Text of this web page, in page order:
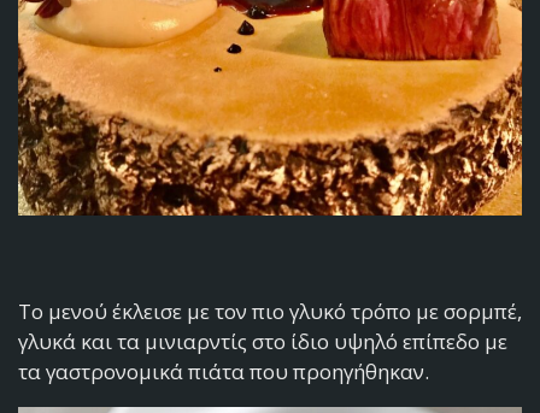
Το μενού έκλεισε με τον πιο γλυκό τρόπο με σορμπέ,
γλυκά και τα μινιαρντίς στο ίδιο υψηλό επίπεδο με
τα γαστρονομικά πιάτα που προηγήθηκαν.